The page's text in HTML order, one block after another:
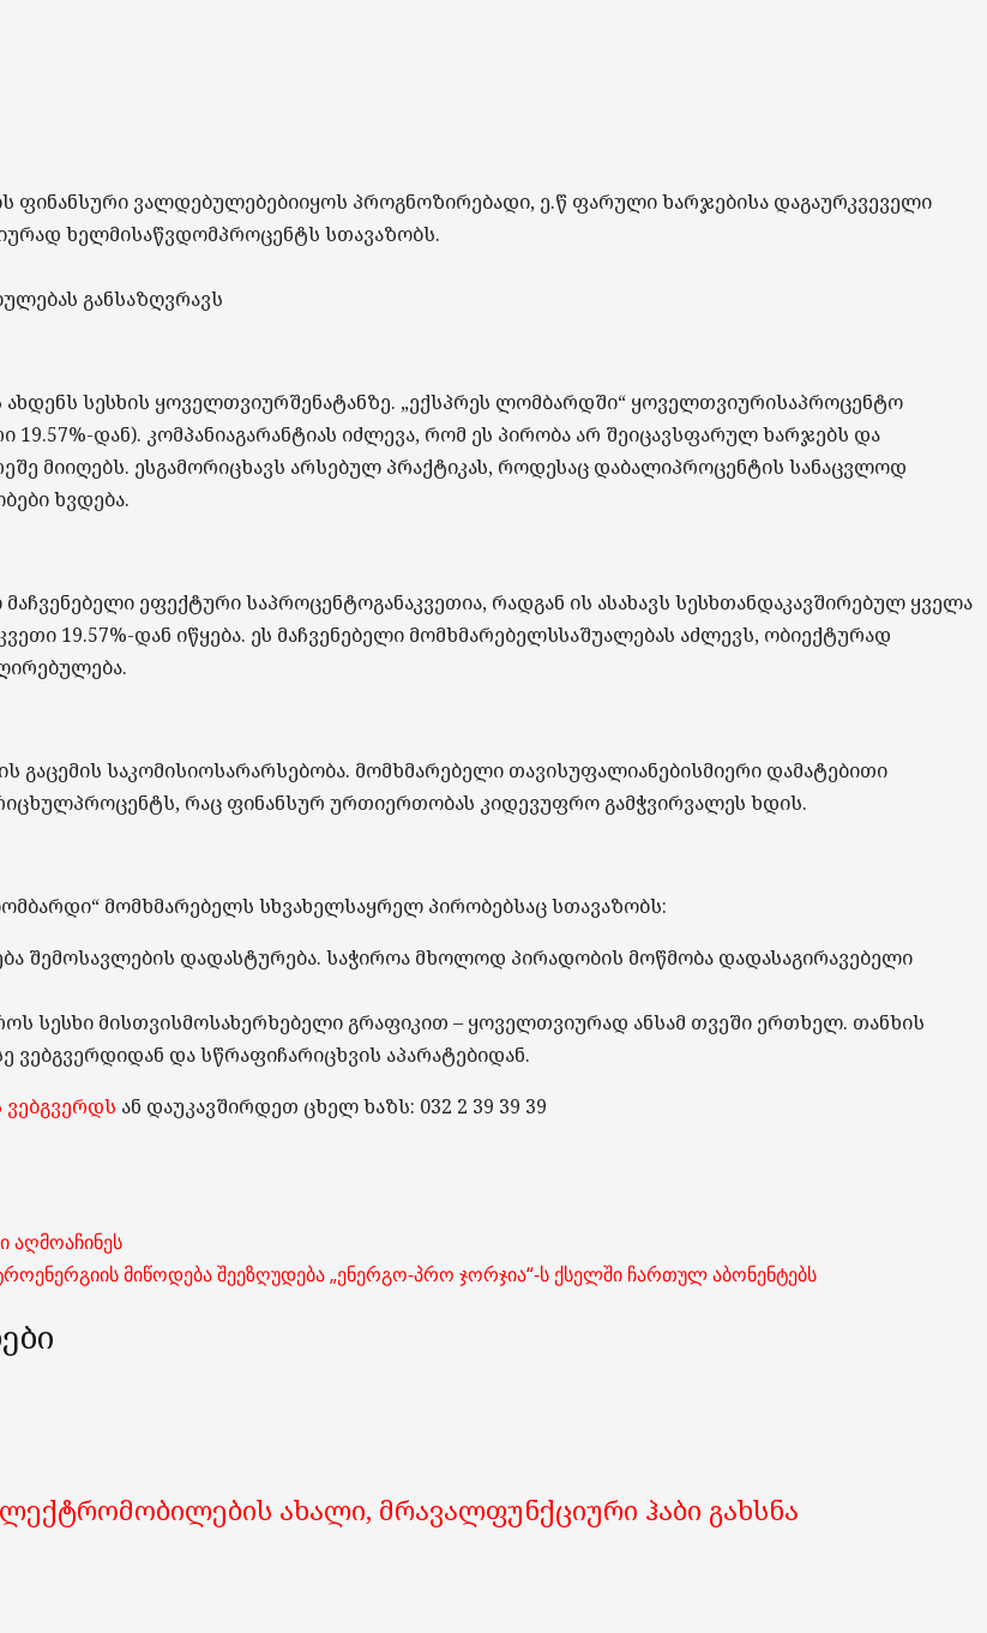
ფინანსური ვალდებულებებიიყოს პროგნოზირებადი, ე.წ ფარულიხარჯებისა დაგაურკვეველი
ხელმისაწვდომპროცენტს სთავაზობს.
განსაზღვრავს
ახდენს სესხის ყოველთვიურშენატანზე. „ექსპრეს ლომბარდში“ ყოველთვიურისაპროცენტო
19.57%-დან). კომპანიაგარანტიას იძლევა, რომ ეს პირობა არ შეიცავსფარულხარჯებს და
მიიღებს. ესგამორიცხავს არსებულ პრაქტიკას, როდესაც დაბალიპროცენტის სანაცვლოდ
ხვდება.
მაჩვენებელი ეფექტურისაპროცენტოგანაკვეთია, რადგან ის ასახავს სესხთანდაკავშირებულ ყველა
19.57%-დან იწყება. ეს მაჩვენებელი მომხმარებელსსაშუალებას აძლევს, ობიექტურად
.
გაცემის საკომისიოსარარსებობა. მომხმარებელი თავისუფალიანებისმიერი დამატებითი
პროცენტს, რაც ფინანსურ ურთიერთობას კიდევუფრო გამჭვირვალეს ხდის.
“ მომხმარებელს სხვახელსაყრელ პირობებსაცსთავაზობს:
შემოსავლების დადასტურება. საჭიროა მხოლოდ პირადობის მოწმობა დადასაგირავებელი
სესხი მისთვისმოსახერხებელი გრაფიკით – ყოველთვიურად ანსამ თვეში ერთხელ. თანხის
ვებგვერდიდან დასწრაფიჩარიცხვის აპარატებიდან.
ვებგვერდს ან დაუკავშირდეთ ცხელხაზს: 032 2 39 39 39
აღმოაჩინეს
მიწოდება შეეზღუდება „ენერგო-პრო ჯორჯია“-ს ქსელში ჩართულ აბონენტებს
ახალი, მრავალფუნქციური ჰაბი გახსნა